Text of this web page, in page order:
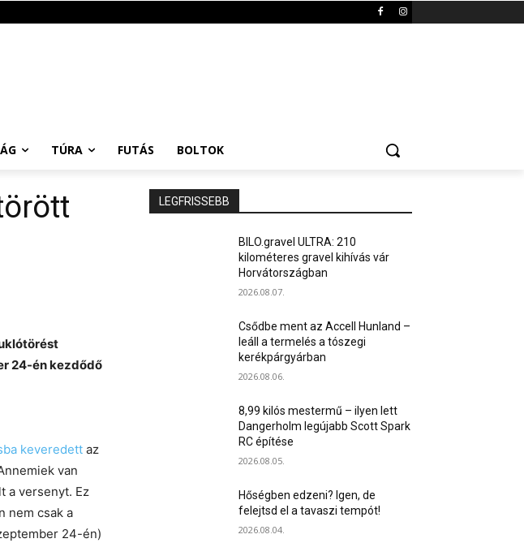
TÚRA FUTÁS BOLTOK
24-én kezdődő
keveredett az
van
a versenyt. Ez
nem csak a
24-én)
LEGFRISSEBB
BILO.gravel ULTRA: 210
kilométeres gravel kihívás vár
Horvátországban
2026.08.07.
Csődbe ment az Accell Hunland –
leáll a termelés a tószegi
kerékpárgyárban
2026.08.06.
8,99 kilós mestermű – ilyen lett
Dangerholm legújabb Scott Spark
RC építése
2026.08.05.
Hőségben edzeni? Igen, de
felejtsd el a tavaszi tempót!
2026.08.04.